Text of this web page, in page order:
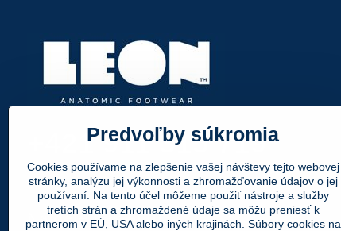
+421 911 315 719
info@leonpapuce.sk
Nájdete nás aj tu:
Predvoľby súkromia
Cookies používame na zlepšenie vašej návštevy tejto webovej
stránky, analýzu jej výkonnosti a zhromažďovanie údajov o jej
používaní. Na tento účel môžeme použiť nástroje a služby
tretích strán a zhromaždené údaje sa môžu preniesť k
partnerom v EÚ, USA alebo iných krajinách. Súbory cookies na